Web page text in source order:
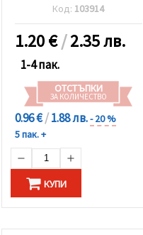
Код: 103914
1.20€/2.35 лв.
1-4 пак.
ОТСТЪПКИ
ЗА КОЛИЧЕСТВО
0.96 €/1.88 лв.- 20 %
5 пак. +
КУПИ